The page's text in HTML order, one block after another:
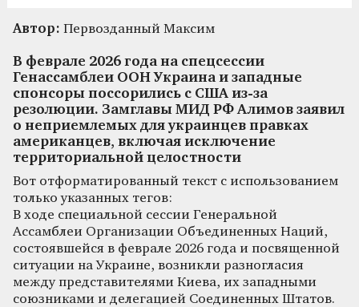
Автор: Первозданный Максим
В феврале 2026 года на спецсессии
Генассамблеи ООН Украина и западные
спонсоры поссорились с США из-за
резолюции. Замглавы МИД РФ Алимов заявил
о неприемлемых для украинцев правках
американцев, включая исключение
территориальной целостности
Вот отформатированный текст с использованием
только указанных тегов:
В ходе специальной сессии Генеральной
Ассамблеи Организации Объединенных Наций,
состоявшейся в феврале 2026 года и посвященной
ситуации на Украине, возникли разногласия
между представителями Киева, их западными
союзниками и делегацией Соединенных Штатов.